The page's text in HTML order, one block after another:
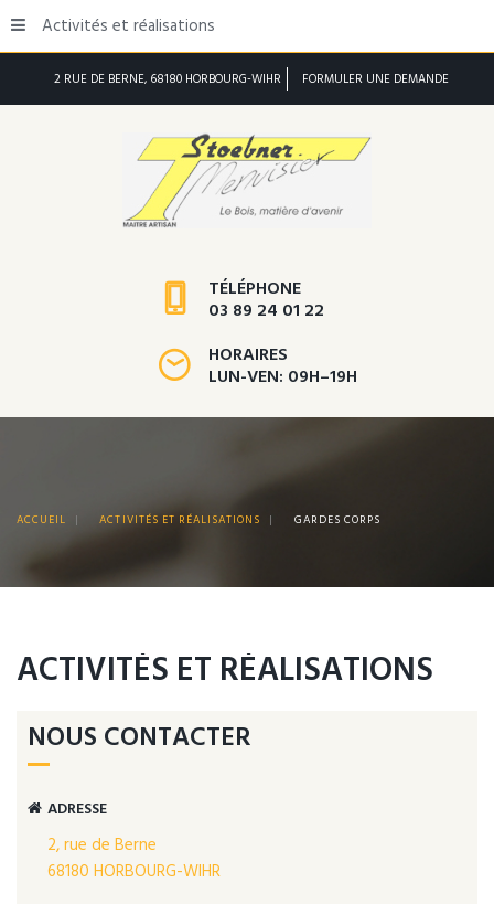
2 RUE DE BERNE, 68180 HORBOURG-WIHR FORMULER UNE DEMANDE
TÉLÉPHONE
03 89 24 01 22
HORAIRES
LUN-VEN: 09H–19H
Activités et réalisations
ACCUEIL | ACTIVITÉS ET RÉALISATIONS | GARDES CORPS
ACTIVITÉS ET RÉALISATIONS
NOUS CONTACTER
ADRESSE
2, rue de Berne
68180 HORBOURG-WIHR